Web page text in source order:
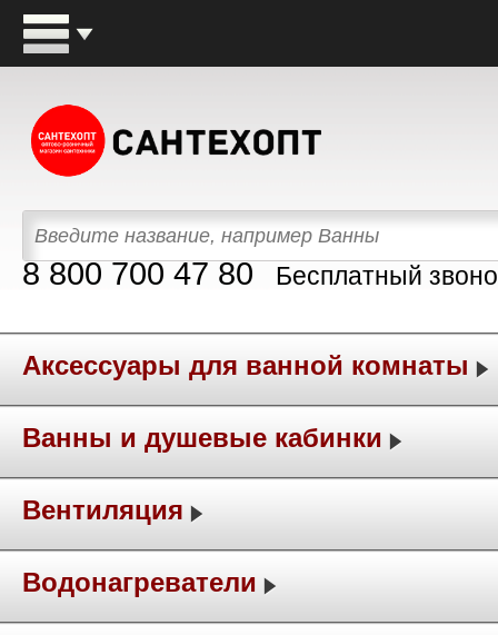
8 800 700 47 80 Бесплатный
Аксессуары для ванной комнаты
Ванны и душевые кабинки
Вентиляция
Водонагреватели